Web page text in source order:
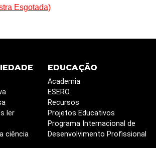
Esgotada)
ler
ciência
EDUCAÇÃO
Academia
ESERO
Recursos
Projetos Educativos
Programa Internacional de
Desenvolvimento Profissional